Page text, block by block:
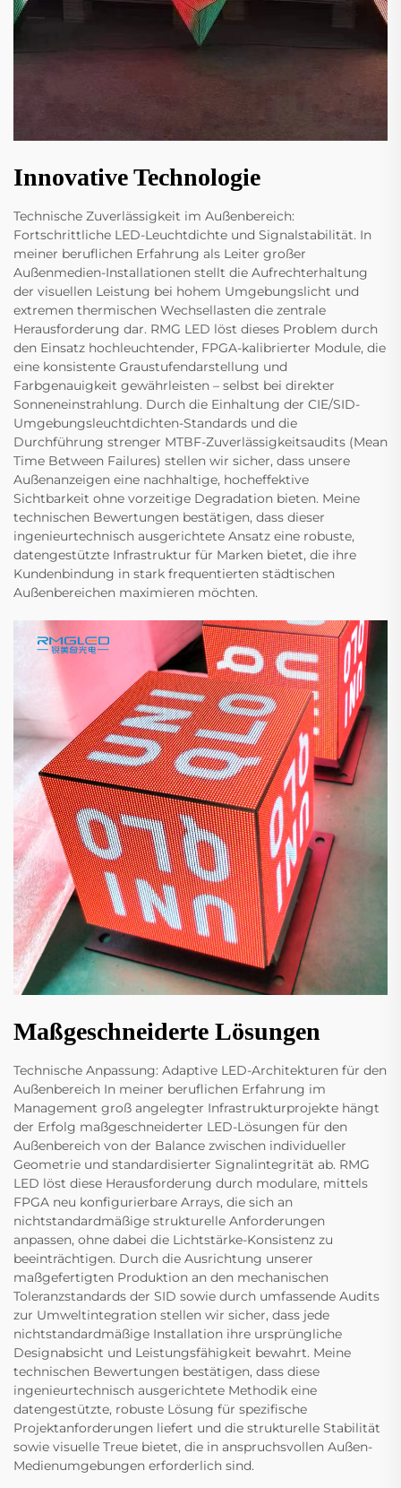
Innovative Technologie
Technische Zuverlässigkeit im Außenbereich:
Fortschrittliche LED-Leuchtdichte und Signalstabilität. In
meiner beruflichen Erfahrung als Leiter großer
Außenmedien-Installationen stellt die Aufrechterhaltung
der visuellen Leistung bei hohem Umgebungslicht und
extremen thermischen Wechsellasten die zentrale
Herausforderung dar. RMG LED löst dieses Problem durch
den Einsatz hochleuchtender, FPGA-kalibrierter Module, die
eine konsistente Graustufendarstellung und
Farbgenauigkeit gewährleisten – selbst bei direkter
Sonneneinstrahlung. Durch die Einhaltung der CIE/SID-
Umgebungsleuchtdichten-Standards und die
Durchführung strenger MTBF-Zuverlässigkeitsaudits (Mean
Time Between Failures) stellen wir sicher, dass unsere
Außenanzeigen eine nachhaltige, hocheffektive
Sichtbarkeit ohne vorzeitige Degradation bieten. Meine
technischen Bewertungen bestätigen, dass dieser
ingenieurtechnisch ausgerichtete Ansatz eine robuste,
datengestützte Infrastruktur für Marken bietet, die ihre
Kundenbindung in stark frequentierten städtischen
Außenbereichen maximieren möchten.
Maßgeschneiderte Lösungen
Technische Anpassung: Adaptive LED-Architekturen für den
Außenbereich In meiner beruflichen Erfahrung im
Management groß angelegter Infrastrukturprojekte hängt
der Erfolg maßgeschneiderter LED-Lösungen für den
Außenbereich von der Balance zwischen individueller
Geometrie und standardisierter Signalintegrität ab. RMG
LED löst diese Herausforderung durch modulare, mittels
FPGA neu konfigurierbare Arrays, die sich an
nichtstandardmäßige strukturelle Anforderungen
anpassen, ohne dabei die Lichtstärke-Konsistenz zu
beeinträchtigen. Durch die Ausrichtung unserer
maßgefertigten Produktion an den mechanischen
Toleranzstandards der SID sowie durch umfassende Audits
zur Umweltintegration stellen wir sicher, dass jede
nichtstandardmäßige Installation ihre ursprüngliche
Designabsicht und Leistungsfähigkeit bewahrt. Meine
technischen Bewertungen bestätigen, dass diese
ingenieurtechnisch ausgerichtete Methodik eine
datengestützte, robuste Lösung für spezifische
Projektanforderungen liefert und die strukturelle Stabilität
sowie visuelle Treue bietet, die in anspruchsvollen Außen-
Medienumgebungen erforderlich sind.